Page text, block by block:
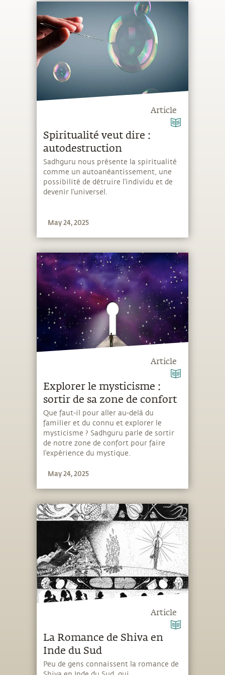
Article
Spiritualité veut dire :
autodestruction
Sadhguru nous présente la spiritualité
comme un autoanéantissement, une
possibilité de détruire l’individu et de
devenir l’universel.
May 24, 2025
Article
Explorer le mysticisme :
sortir de sa zone de confort
Que faut-il pour aller au-delà du
familier et du connu et explorer le
mysticisme ? Sadhguru parle de sortir
de notre zone de confort pour faire
l’expérience du mystique.
May 24, 2025
Article
La Romance de Shiva en
Inde du Sud
Peu de gens connaissent la romance de